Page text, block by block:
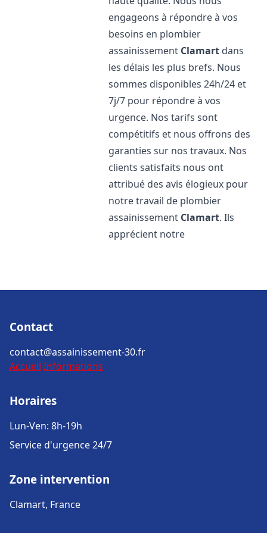
engageons à répondre à vos
besoins en plombier
assainissement Clamart dans
les délais les plus brefs. Nous
sommes disponibles 24h/24 et
7j/7 pour répondre à vos
urgence. Nos tarifs sont
compétitifs et nous offrons des
garanties sur nos travaux. Nos
clients satisfaits nous ont
attribué des avis élogieux pour
notre travail de plombier
assainissement Clamart. Ils
apprécient notre
Contact
contact@assainissement-30.fr
Accueil Informations
Horaires
Lun-Ven: 8h-19h
Service d'urgence 24/7
Zone intervention
Clamart, France